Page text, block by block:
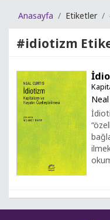
Anasayfa Etiketler
#idiotizm